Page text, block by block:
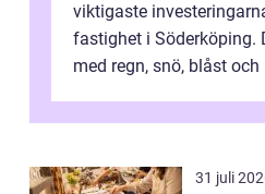
viktigaste
fastighet i Söderköping.
med regn, snö, blåst och
31 juli